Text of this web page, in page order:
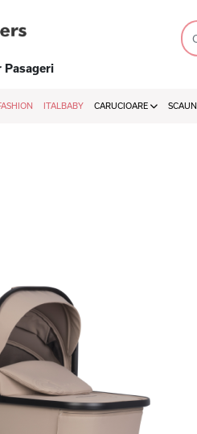
Pasageri
ITALBABY CARUCIOARE